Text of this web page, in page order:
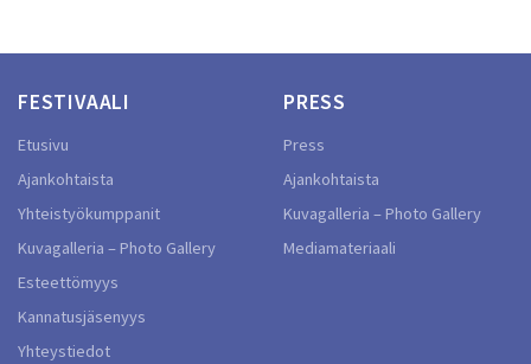
FESTIVAALI
Etusivu
Ajankohtaista
Yhteistyökumppanit
Kuvagalleria – Photo Gallery
Esteettömyys
Kannatusjäsenyys
Yhteystiedot
PRESS
Press
Ajankohtaista
Kuvagalleria – Photo Gallery
Mediamateriaali